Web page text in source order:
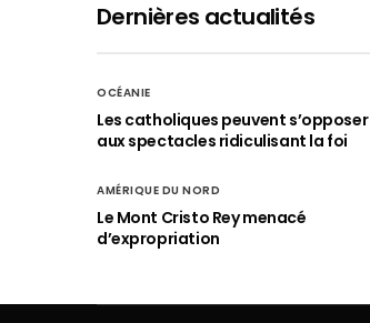
Dernières actualités
OCÉANIE
Les catholiques peuvent s’opposer
aux spectacles ridiculisant la foi
AMÉRIQUE DU NORD
Le Mont Cristo Rey menacé
d’expropriation